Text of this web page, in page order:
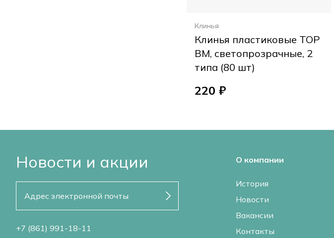
Клинья
Клинья пластиковые ТОР
ВМ, светопрозрачные, 2
типа (80 шт)
220 ₽
Новости и акции
+7 (861) 991-18-11
О компании
История
Новости
Вакансии
Контакты